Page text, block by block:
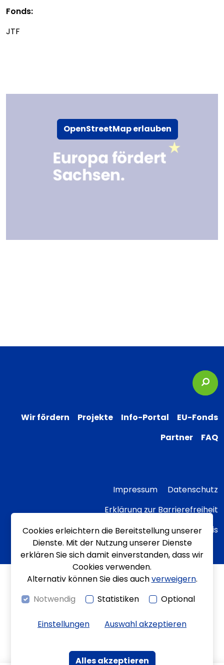
OpenStreetMap erlauben
Fonds:
JTF
Wir fördern Projekte Info-Portal
EU-Fonds
Partner
FAQ
Impressum
Datenschutz
Erklärung zur Barrierefreiheit
Transparenzhinweis
Cookies erleichtern die Bereitstellung unserer
Dienste. Mit der Nutzung unserer Dienste
erklären Sie sich damit einverstanden, dass wir
Cookies verwenden.
Alternativ können Sie dies auchverweigern.
Notwendig
Statistiken Optional
Einstellungen Auswahl akzeptieren
Alles akzeptieren